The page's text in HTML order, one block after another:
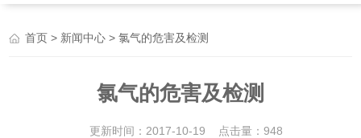
首页 > 新闻中心 > 氯气的危害及检测
氯气的危害及检测
更新时间：2017-10-19 点击量： 948